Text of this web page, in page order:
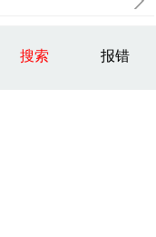
搜索 报错